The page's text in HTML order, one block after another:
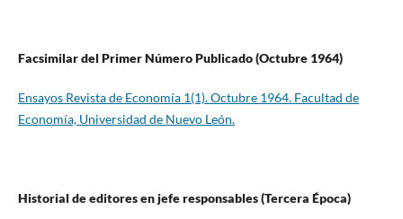
Facsimilar del Primer Número Publicado (Octubre 1964)
Ensayos Revista de Economía 1(1). Octubre 1964. Facultad de
Economía, Universidad de Nuevo León.
Historial de editores en jefe responsables (Tercera Época)